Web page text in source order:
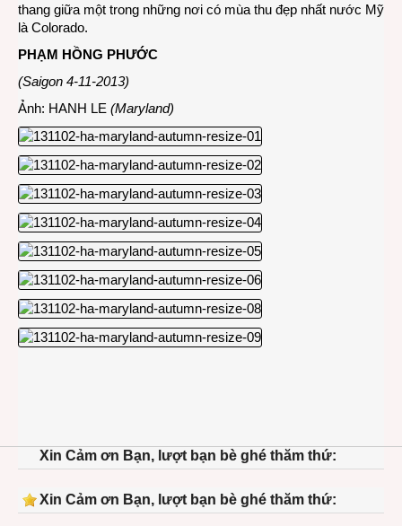
thang giữa một trong những nơi có mùa thu đẹp nhất nước Mỹ
là Colorado.
PHẠM HỒNG PHƯỚC
(Saigon 4-11-2013)
Ảnh: HANH LE (Maryland)
Xin Cảm ơn Bạn, lượt bạn bè ghé thăm thứ:
Xin Cảm ơn Bạn, lượt bạn bè ghé thăm thứ: